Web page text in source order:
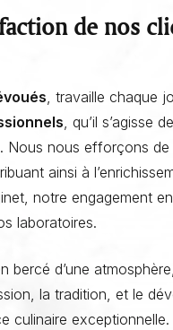
de nos
, travaille chaque
, qu’il s’agisse de
. Nous nous efforçons de
ainsi à
notre engagement
laboratoires.
d’une
la tradition, et le
culinaire exceptionnelle.